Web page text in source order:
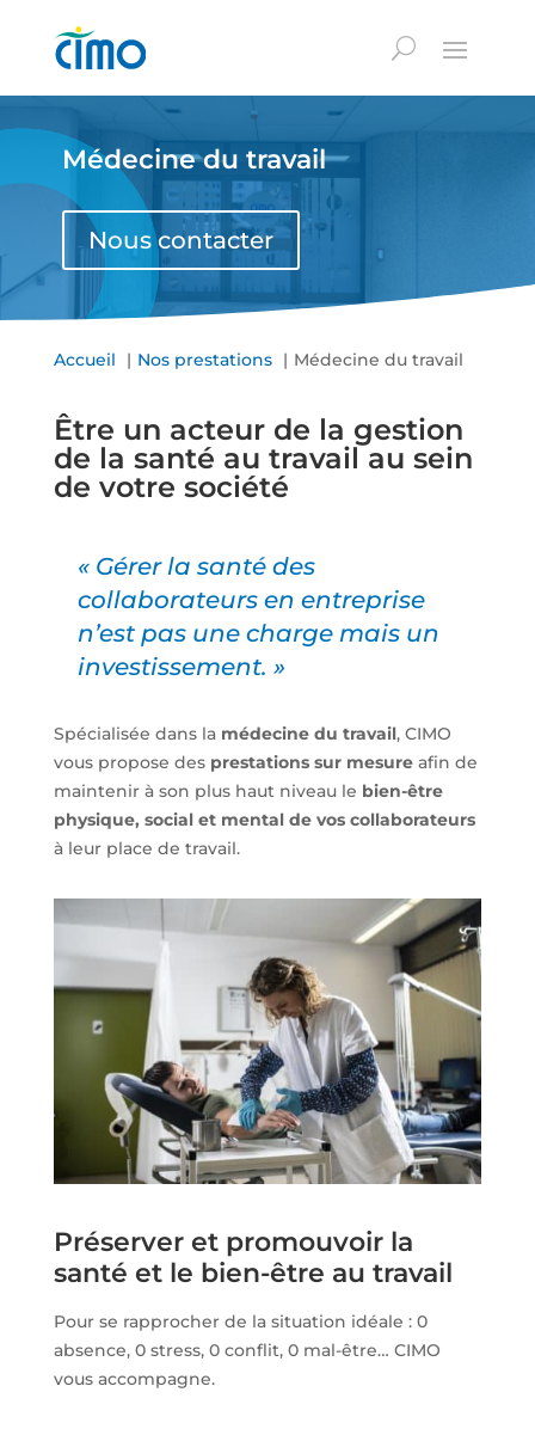
Médecine du travail
Nous contacter
Accueil Nos prestations Médecine du travail
Être un acteur de la gestion
de la santé au travail au sein
de votre société
« Gérer la santé des
collaborateurs en entreprise
n’est pas une charge mais un
investissement. »
Spécialisée dans la médecine du travail, CIMO
vous propose des prestations sur mesureafin de
maintenir à son plus haut niveau le bien-être
physique, social et mental de vos collaborateurs
à leur place de travail.
Préserver et promouvoir la
santé et le bien-être au travail
Pour se rapprocher de la situation idéale : 0
absence, 0 stress, 0 conflit, 0 mal-être… CIMO
vous accompagne.